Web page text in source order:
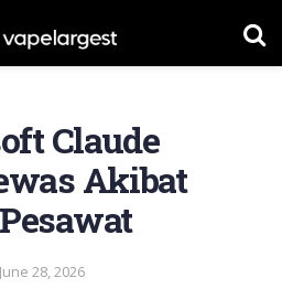
Claude
Akibat
June 28, 2026